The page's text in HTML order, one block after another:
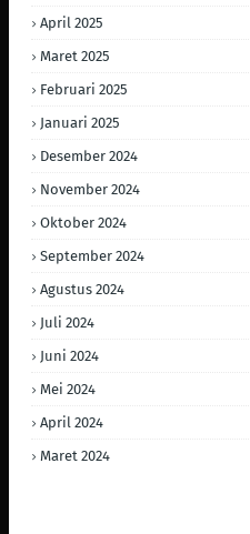
April 2025
Maret 2025
Februari 2025
Januari 2025
Desember 2024
November 2024
Oktober 2024
September 2024
Agustus 2024
Juli 2024
Juni 2024
Mei 2024
April 2024
Maret 2024